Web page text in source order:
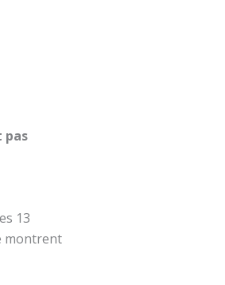
pas
13
montrent